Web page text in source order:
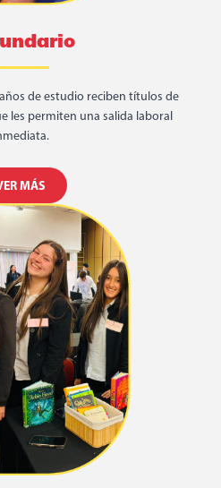
de estudio reciben títulos de
les permiten una salida laboral
MÁS